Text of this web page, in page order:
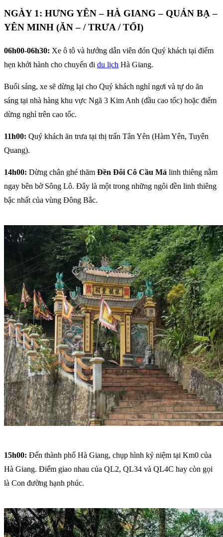
NGÀY 1: HƯNG YÊN – HÀ GIANG – QUẢN BẠ –
YÊN MINH (ĂN – / TRƯA / TỐI)
06h00-06h30: Xe ô tô và hướng dẫn viên đón Quý khách tại điểm
hẹn khởi hành cho chuyến đi du lịch Hà Giang.
Buổi sáng, xe sẽ dừng lại cho Quý khách nghỉ ngơi và tự do ăn
sáng tại nhà hàng khu vực Ngã 3 Kim Anh (đầu cao tốc) hoặc điểm
dừng nghỉ trên cao tốc.
11h00: Quý khách ăn trưa tại thị trấn Tân Yên (Hàm Yên, Tuyên
Quang).
14h00: Dừng chân ghé thăm Đền Đôi Cô Cầu Má linh thiêng nằm
ngay bên bờ Sông Lô. Đây là một trong những ngôi đền linh thiêng
bậc nhất của vùng Đông Bắc.
15h00: Đến thành phố Hà Giang, chụp hình kỷ niệm tại Km0 của
Hà Giang. Điểm giao nhau của QL2, QL34 và QL4C hay còn gọi
là Con đường hạnh phúc.